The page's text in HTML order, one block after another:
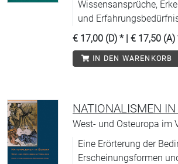
Wissensansprüche,
und
€ 17,00 (D) * | € 17,50 (A)
IN DEN WARENKORB
NATIONALISMEN IN
West- und Osteuropa im
Eine Erörterung der
Erscheinungsformen